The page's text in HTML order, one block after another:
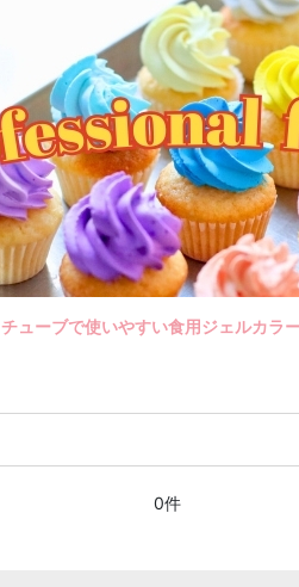
チューブで使いやすい食用ジェルカ
0件